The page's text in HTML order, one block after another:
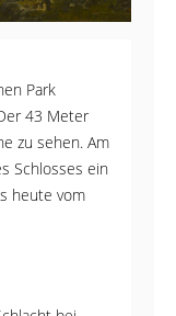
Park
43 Meter
zu sehen. Am
Schlosses ein
heute vom